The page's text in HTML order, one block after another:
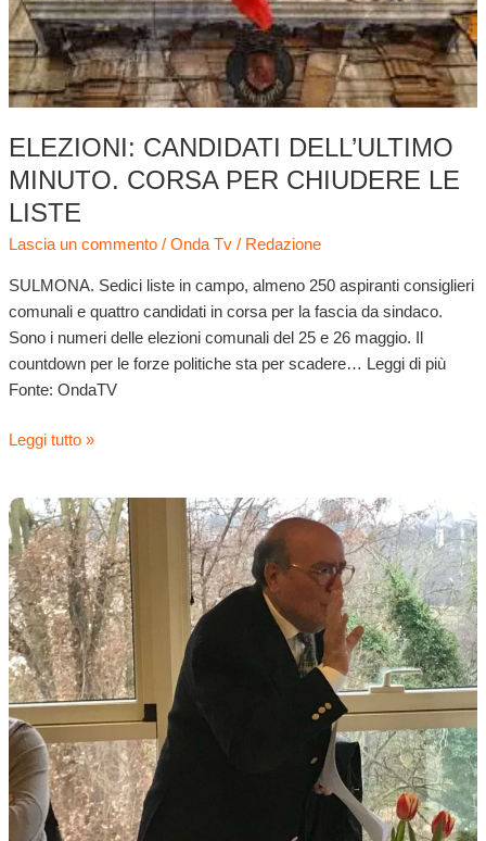
ELEZIONI: CANDIDATI DELL’ULTIMO
MINUTO. CORSA PER CHIUDERE LE
LISTE
Lascia un commento / Onda Tv/ Redazione
SULMONA. Sedici liste in campo, almeno 250 aspiranti consiglieri
comunali e quattro candidati in corsa per la fascia da sindaco.
Sono i numeri delle elezioni comunali del 25 e 26 maggio. Il
countdown per le forze politiche sta per scadere… Leggi di più
Fonte: OndaTV
liste
Leggi tutto »
Elezioni,
Di
Masci:
“Nessun
accordo
con
la
destra”.
Ma
le
parole
di
Marinucci